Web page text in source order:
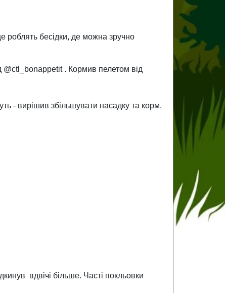
роблять бесідки, де можна зручно
@ctl_bonappetit . Кормив пелетом від
- вирішив збільшувати насадку та корм.
вдвічі більше. Часті покльовки